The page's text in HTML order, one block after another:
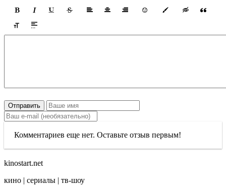
Отправить
Комментариев еще нет. Оставьте отзыв первым!
kinostart.net
кино | сериалы | тв-шоу